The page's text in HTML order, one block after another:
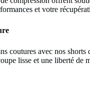
et votre
coutures avec nos shorts
lisse et une liberté de